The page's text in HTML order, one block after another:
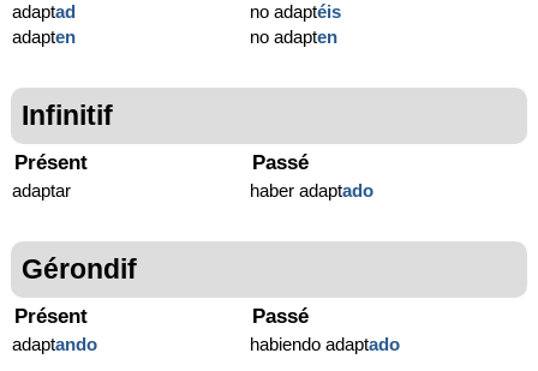
adaptad
adapten
no adaptéis
no adapten
Infinitif
Présent
adaptar
Passé
haber adaptado
Gérondif
Présent
adaptando
Passé
habiendo adaptado